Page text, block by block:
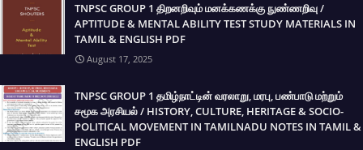
TNPSC GROUP 1 திறனறிவும் மனக்கணக்கு நுண்ணறிவு /
APTITUDE & MENTAL ABILITY TEST STUDY MATERIALS IN
TAMIL & ENGLISH PDF
August 17, 2025
TNPSC GROUP 1 தமிழ்நாட்டின் வரலாறு, மரபு, பண்பாடு மற்றும்
சமூக அரசியல் / HISTORY, CULTURE, HERITAGE & SOCIO-
POLITICAL MOVEMENT IN TAMILNADU NOTES IN TAMIL &
ENGLISH PDF